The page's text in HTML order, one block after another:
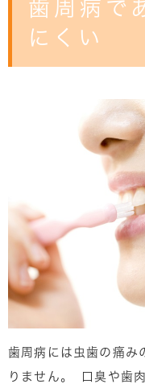
歯周病で
にくい
歯周病には虫歯の痛み
りません。 口臭や歯